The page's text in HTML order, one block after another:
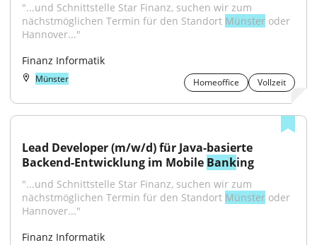
"...und Schnittstelle Star Finanz, suchen wir zum
nächstmöglichen Termin für den Standort Münster oder
Hannover..."
Finanz Informatik
Münster Homeoffice Vollzeit
Lead Developer (m/w/d) für Java-basierte
Backend-Entwicklung im Mobile Banking
"...und Schnittstelle Star Finanz, suchen wir zum
nächstmöglichen Termin für den Standort Münster oder
Hannover..."
Finanz Informatik